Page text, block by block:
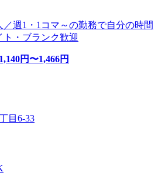
週1・1コマ～の勤務で自分の時間
・ブランク歓迎
円〜1,466円
目6-33